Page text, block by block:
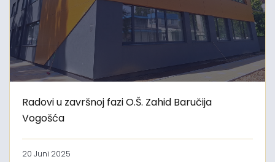
Radovi u završnoj fazi O.Š. Zahid Baručija
Vogošća
20 Juni 2025